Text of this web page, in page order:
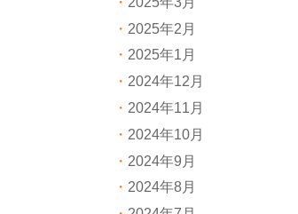
2025年2月
2025年1月
2024年12月
2024年11月
2024年10月
2024年9月
2024年8月